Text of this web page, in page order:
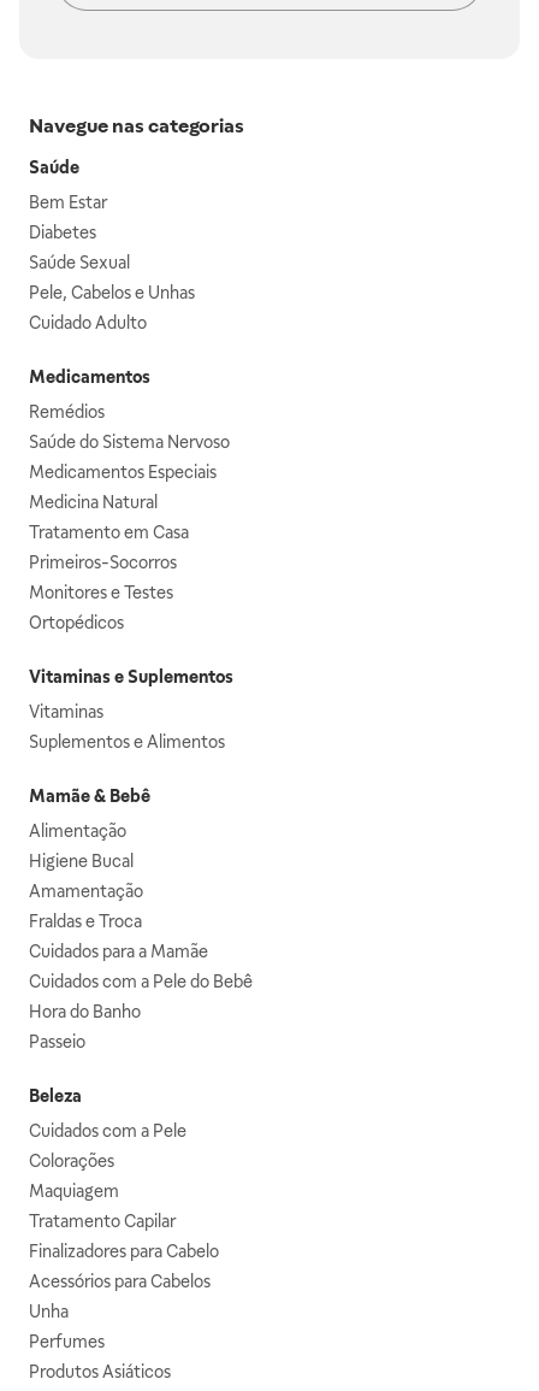
Navegue nas categorias
Saúde
Bem Estar
Diabetes
Saúde Sexual
Pele, Cabelos e Unhas
Cuidado Adulto
Medicamentos
Remédios
Saúde do Sistema Nervoso
Medicamentos Especiais
Medicina Natural
Tratamento em Casa
Primeiros-Socorros
Monitores e Testes
Ortopédicos
Vitaminas e Suplementos
Vitaminas
Suplementos e Alimentos
Mamãe & Bebê
Alimentação
Higiene Bucal
Amamentação
Fraldas e Troca
Cuidados para a Mamãe
Cuidados com a Pele do Bebê
Hora do Banho
Passeio
Beleza
Cuidados com a Pele
Colorações
Maquiagem
Tratamento Capilar
Finalizadores para Cabelo
Acessórios para Cabelos
Unha
Perfumes
Produtos Asiáticos